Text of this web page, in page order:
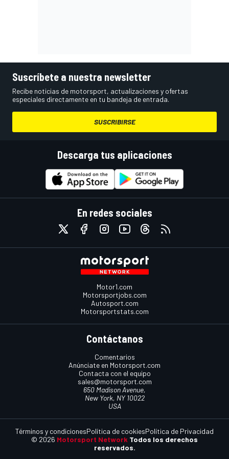
Suscríbete a nuestra newsletter
Recibe noticias de motorsport, actualizaciones y ofertas
especiales directamente en tu bandeja de entrada.
SUSCRIBIRSE
Descarga tus aplicaciones
En redes sociales
Motor1.com
Motorsportjobs.com
Autosport.com
Motorsportstats.com
Contáctanos
Comentarios
Anúnciate en Motorsport.com
Contacta con el equipo
sales@motorsport.com
650 Madison Avenue,
New York, NY 10022
USA
© 2026 Motorsport Network Todos los derechos
reservados.
Términos y condicionesPolítica de cookiesPolítica de Privacidad